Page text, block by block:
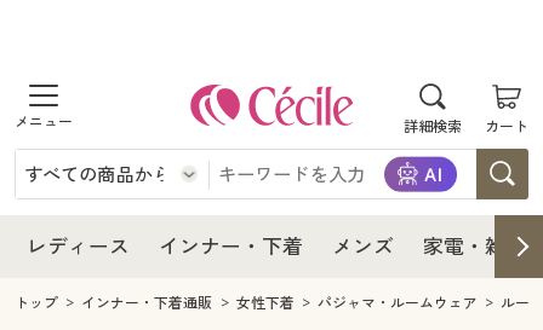
詳細検索 カート
商品を探す
レディース
レディースファッション
インナー・下着
インナー・下着通販すべて
メンズ
レディース インナー・下着 メンズ 家電・雑貨
レディース
レディース通販すべて
レディースファッション
インナー・下着
インナー・下着通販すべて
メンズ
トップ インナー・下着通販 女性下着 パジャマ・ルームウェア ルー